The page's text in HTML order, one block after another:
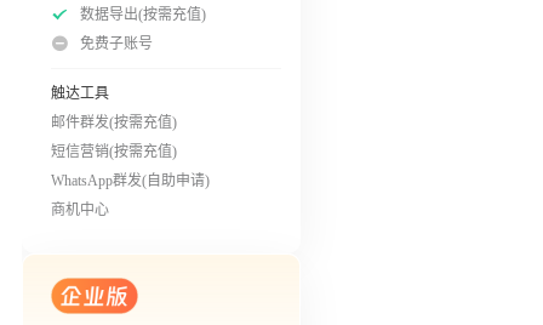
数据导出(按需充值)
免费子账号
触达工具
邮件群发(按需充值)
短信营销(按需充值)
WhatsApp群发(自助申请)
商机中心